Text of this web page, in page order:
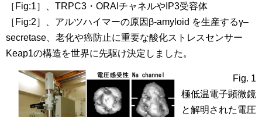
［Fig:1］、TRPC3・ORAIチャネルやIP3受容体
［Fig:2］、アルツハイマーの原因β-amyloid を生産するγ–
secretase、老化や癌防止に重要な酸化ストレスセンサー
Keap1の構造を世界に先駆け決定しました。
Fig. 1
極低温電子顕微鏡
と解明された電圧